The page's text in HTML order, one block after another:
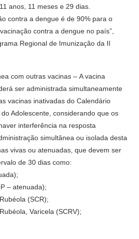
anos, 11 meses e 29 dias.
contra a dengue é de 90% para o
contra a dengue no país”,
Regional de Imunização da II
com outras vacinas – A vacina
ser administrada simultaneamente
vacinas inativadas do Calendário
Adolescente, considerando que os
interferência na resposta
simultânea ou isolada desta
vivas ou atenuadas, que devem ser
de 30 dias como:
– atenuada);
(SCR);
Varicela (SCRV);